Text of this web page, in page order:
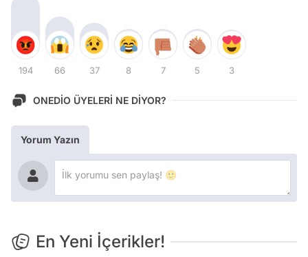
194 66 37 8 7 5 3
ONEDİO ÜYELERİ NE DİYOR?
Yorum Yazın
En Yeni İçerikler!